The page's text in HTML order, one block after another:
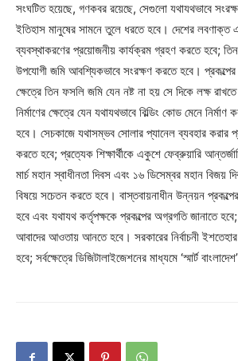
সংঘটিত হয়েছে, গণকবর রয়েছে, সেগুলো যথাযথভাবে
ইতিহাস মানুষের সামনে তুলে ধরতে হবে। দেশের লবণাক্ত
ব্যবস্থাকরণের প্রয়োজনীয় কার্যক্রম গ্রহণ করতে হবে;
উপযোগী জমি আবশ্যিকভাবে সংরক্ষণ করতে হবে।
ক্ষেত্রে তিন ফসলি জমি যেন নষ্ট না হয় সে দিকে লক্ষ
নির্মাণের ক্ষেত্রে যেন যথাযথভাবে বিল্ডিং কোড মেনে নির্মাণ
হবে। সেচকাজে যথাসম্ভব সোলার প্যানেল ব্যবহার করার
করতে হবে; প্রত্যেক শিক্ষার্থীকে একুশে ফেব্রুয়ারি
মার্চ মহান স্বাধীনতা দিবস এবং ১৬ ডিসেম্বর মহান বিজয়
বিষয়ে সচেতন করতে হবে। বাস্তবায়নাধীন উন্নয়ন
হবে এবং যথাযথ কর্তৃপক্ষকে প্রকল্পের অগ্রগতি জানাতে
আবাদের আওতায় আনতে হবে। সরকারের নির্বাচনী ইশতেহার
হবে; সর্বক্ষেত্রে ডিজিটালাইজেশনের মাধ্যমে ‘স্মার্ট